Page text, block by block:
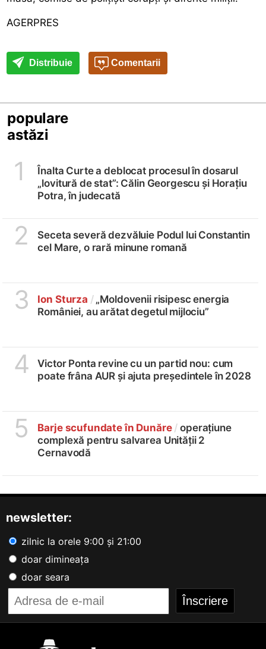
AGERPRES
Distribuie Comentarii
populare
astăzi
1
Înalta Curte a deblocat procesul în dosarul
„lovitură de stat”: Călin Georgescu și Horațiu
Potra, în judecată
2
Seceta severă dezvăluie Podul lui Constantin
cel Mare, o rară minune romană
3 Ion Sturza /„Moldovenii risipesc energia
României, au arătat degetul mijlociu”
4
Victor Ponta revine cu un partid nou: cum
poate frâna AUR și ajuta președintele în 2028
5 Barje scufundate în Dunăre / operațiune
complexă pentru salvarea Unității 2
Cernavodă
newsletter:
zilnic la orele 9:00 și 21:00
doar dimineața
doar seara